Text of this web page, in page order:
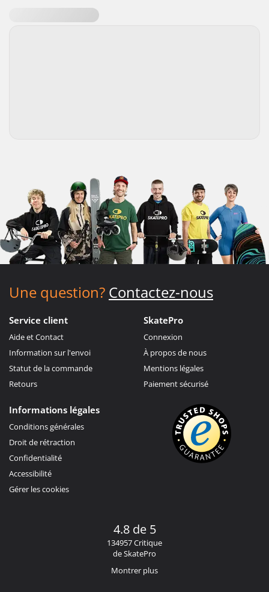
Une question? Contactez-nous
Service client
Aide et Contact
Information sur l'envoi
Statut de la commande
Retours
SkatePro
Connexion
À propos de nous
Mentions légales
Paiement sécurisé
Informations légales
Conditions générales
Droit de rétraction
Confidentialité
Accessibilité
Gérer les cookies
4.8 de 5
134957 Critique
de SkatePro
Montrer plus